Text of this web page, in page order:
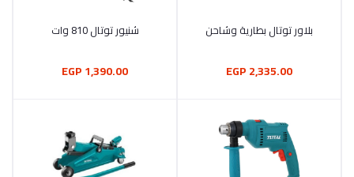
أضف إلى السلة
بلاور توتال بطارية وشاحن
2,335.00 EGP
أضف إلى السلة
شنيور توتال 810 وات
1,390.00 EGP